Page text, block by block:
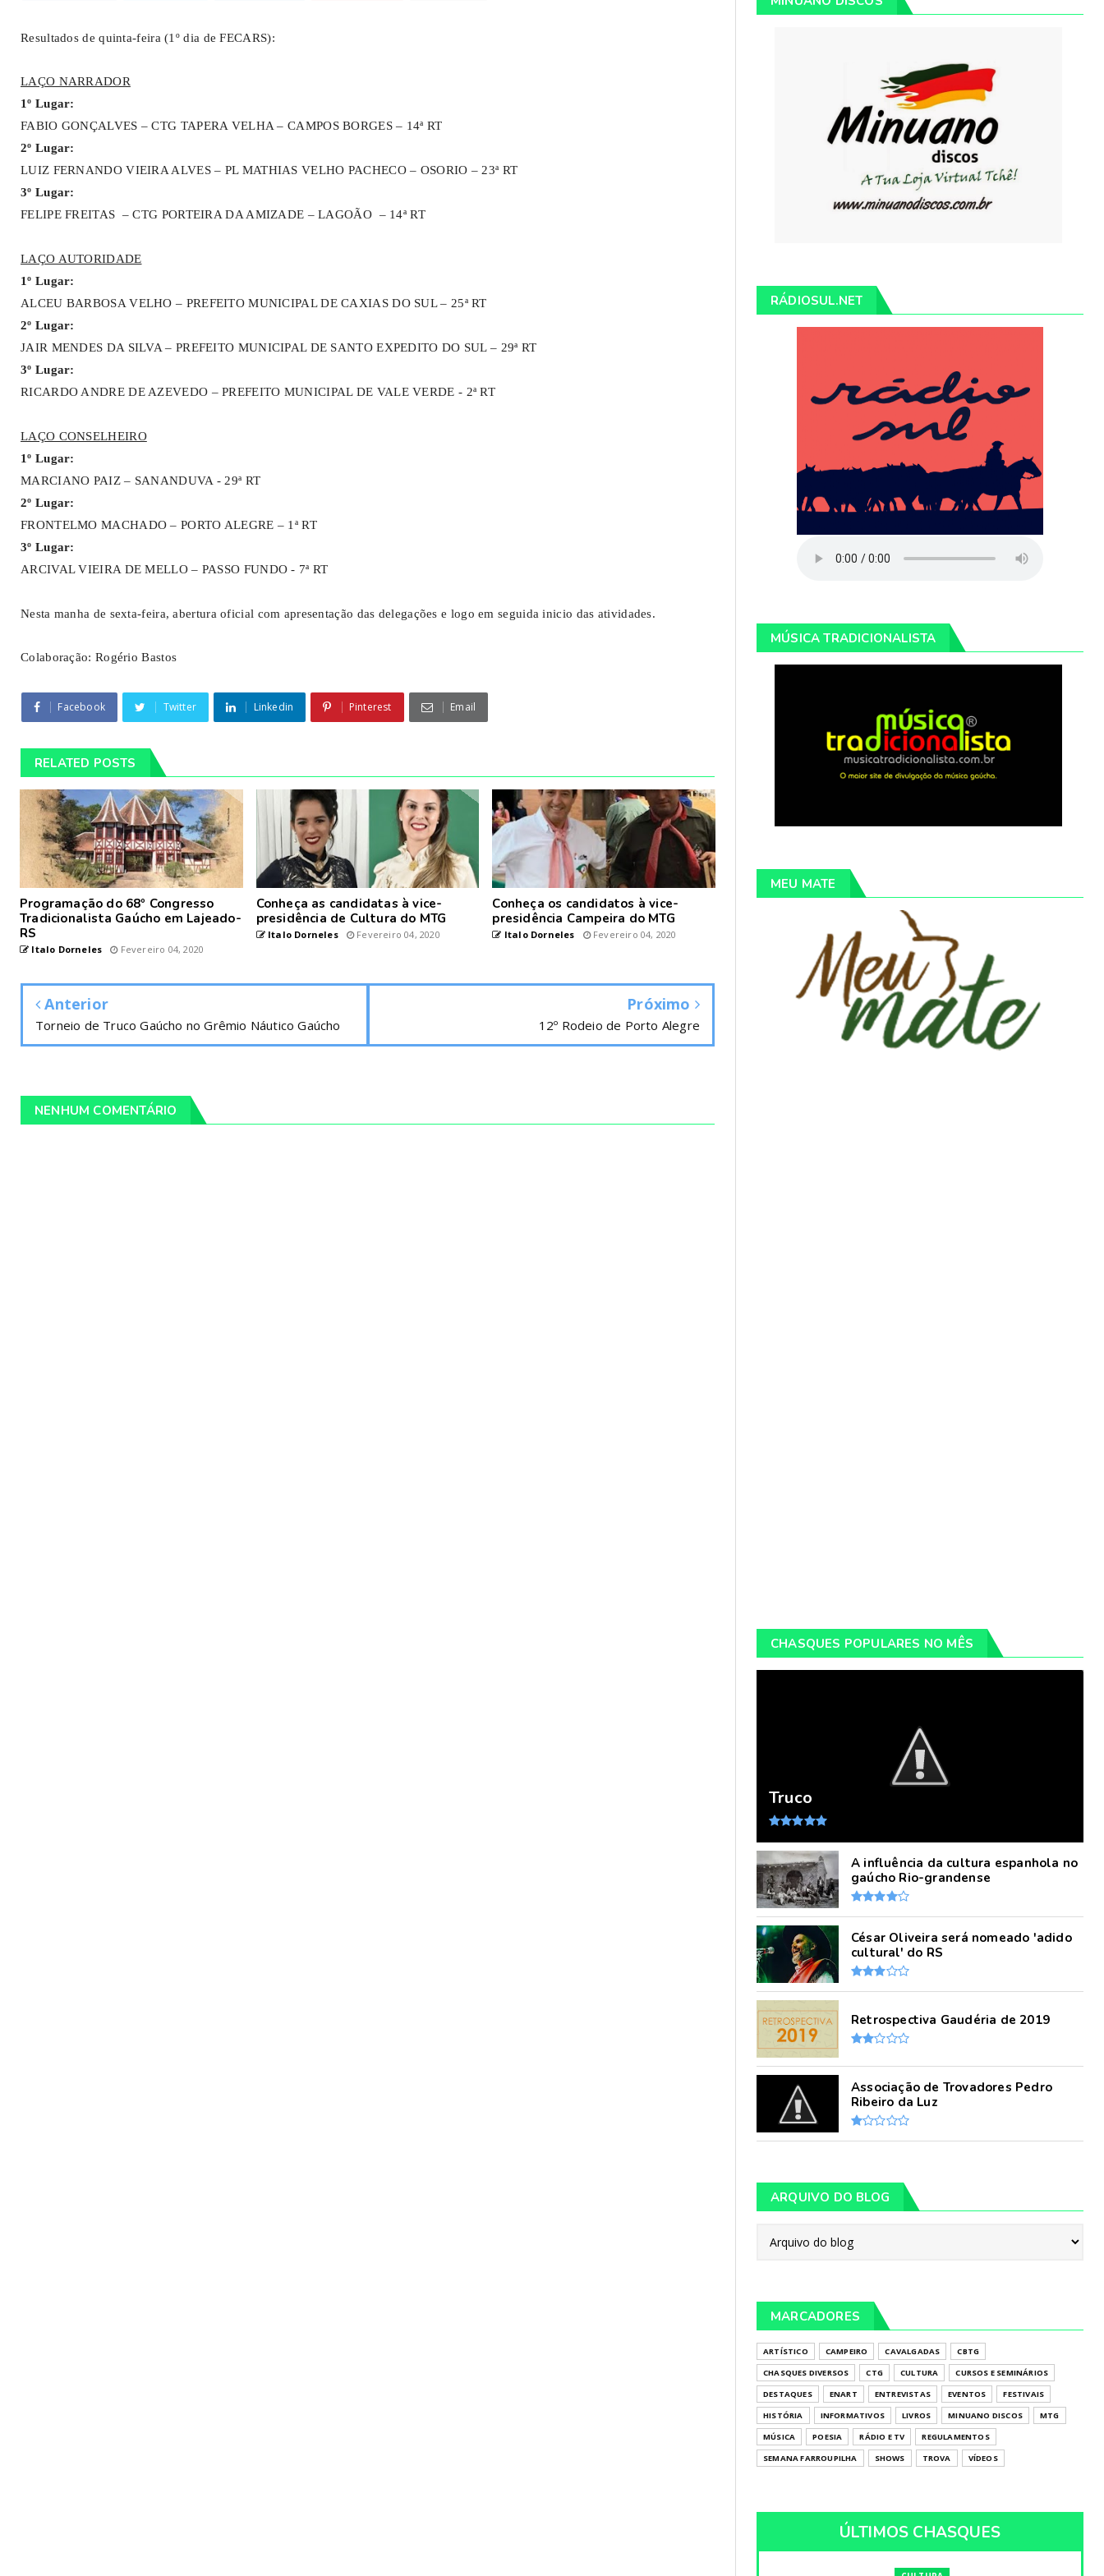
Resultados de quinta-feira (1º dia de FECARS):
LAÇO NARRADOR
1º Lugar:
FABIO GONÇALVES – CTG TAPERA VELHA – CAMPOS BORGES – 14ª RT
2º Lugar:
LUIZ FERNANDO VIEIRA ALVES – PL MATHIAS VELHO PACHECO – OSORIO – 23ª RT
3º Lugar:
FELIPE FREITAS – CTG PORTEIRA DA AMIZADE – LAGOÃO – 14ª RT
LAÇO AUTORIDADE
1º Lugar:
ALCEU BARBOSA VELHO – PREFEITO MUNICIPAL DE CAXIAS DO SUL – 25ª RT
2º Lugar:
JAIR MENDES DA SILVA – PREFEITO MUNICIPAL DE SANTO EXPEDITO DO SUL – 29ª RT
3º Lugar:
RICARDO ANDRE DE AZEVEDO – PREFEITO MUNICIPAL DE VALE VERDE - 2ª RT
LAÇO CONSELHEIRO
1º Lugar:
MARCIANO PAIZ – SANANDUVA - 29ª RT
2º Lugar:
FRONTELMO MACHADO – PORTO ALEGRE – 1ª RT
3º Lugar:
ARCIVAL VIEIRA DE MELLO – PASSO FUNDO - 7ª RT
Nesta manha de sexta-feira, abertura oficial com apresentação das delegações e logo em seguida inicio das atividades.
Colaboração: Rogério Bastos
Facebook Twitter Linkedin Pinterest Email
RELATED POSTS
Programação do 68º Congresso
Tradicionalista Gaúcho em Lajeado-
RS
Italo Dorneles Fevereiro 04, 2020
Conheça as candidatas à vice-
presidência de Cultura do MTG
Italo Dorneles Fevereiro 04, 2020
Conheça os candidatos à vice-
presidência Campeira do MTG
Italo Dorneles Fevereiro 04, 2020
Anterior
Torneio de Truco Gaúcho no Grêmio Náutico Gaúcho
Próximo
12º Rodeio de Porto Alegre
NENHUM COMENTÁRIO
RÁDIOSUL.NET
MÚSICA TRADICIONALISTA
MEU MATE
CHASQUES POPULARES NO MÊS
Truco
A influência da cultura espanhola no
gaúcho Rio-grandense
César Oliveira será nomeado 'adido
cultural' do RS
Retrospectiva Gaudéria de 2019
Associação de Trovadores Pedro
Ribeiro da Luz
ARQUIVO DO BLOG
MARCADORES
ARTÍSTICO CAMPEIRO CAVALGADAS
CBTG
CHASQUES DIVERSOS
CTG CULTURA
CURSOS E SEMINÁRIOS
DESTAQUES
ENART ENTREVISTAS EVENTOS
FESTIVAIS
HISTÓRIA
INFORMATIVOS LIVROS MINUANO DISCOS
MTG
MÚSICA
POESIA RÁDIO E TV
REGULAMENTOS
SEMANA FARROUPILHA
SHOWS TROVA VÍDEOS
ÚLTIMOS CHASQUES